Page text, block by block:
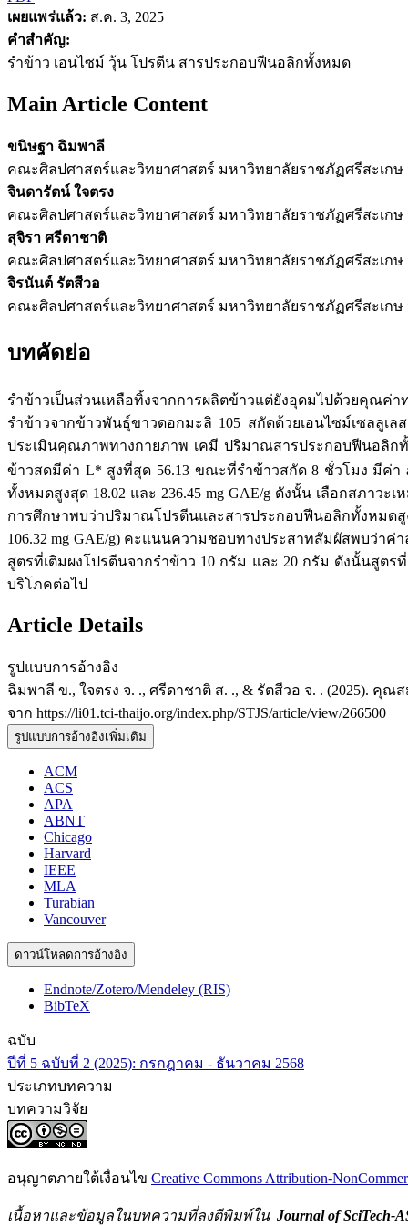
เผยแพร่แล้ว: ส.ค. 3, 2025
คำสำคัญ:
รำข้าว เอนไซม์ วุ้น โปรตีน สารประกอบฟีนอลิกทั้งหมด
Main Article Content
ขนิษฐา ฉิมพาลี
คณะศิลปศาสตร์และวิทยาศาสตร์ มหาวิทยาลัยราชภัฏศรีสะเกษ
จินดารัตน์ ใจตรง
คณะศิลปศาสตร์และวิทยาศาสตร์ มหาวิทยาลัยราชภัฏศรีสะเกษ
สุจิรา ศรีดาชาติ
คณะศิลปศาสตร์และวิทยาศาสตร์ มหาวิทยาลัยราชภัฏศรีสะเกษ
จิรนันต์ รัตสีวอ
คณะศิลปศาสตร์และวิทยาศาสตร์ มหาวิทยาลัยราชภัฏศรีสะเกษ
บทคัดย่อ
รำข้าวเป็นส่วนเหลือทิ้งจากการผลิตข้าวแต่ยังอุดมไปด้วยคุณ
รำข้าวจากข้าวพันธุ์ขาวดอกมะลิ 105 สกัดด้วยเอนไซม์เซลลู
ประเมินคุณภาพทางกายภาพ เคมี ปริมาณสารประกอบฟีนอลิก
ข้าวสดมีค่า L* สูงที่สุด 56.13 ขณะที่รำข้าวสกัด 8 ชั่วโมง มีค่
ทั้งหมดสูงสุด 18.02 และ 236.45 mg GAE/g ดังนั้น เลือกสภาว
การศึกษาพบว่าปริมาณโปรตีนและสารประกอบฟีนอลิกทั้งหมดสู
106.32 mg GAE/g) คะแนนความชอบทางประสาทสัมผัสพบว่
สูตรที่เติมผงโปรตีนจากรำข้าว 10 กรัม และ 20 กรัม ดังนั้นสูต
บริโภคต่อไป
Article Details
รูปแบบการอ้างอิง
ฉิมพาลี ข., ใจตรง จ. ., ศรีดาชาติ ส. ., & รัตสีวอ จ. . (2025).
จาก https://li01.tci-thaijo.org/index.php/STJS/article/view/266500
รูปแบบการอ้างอิงเพิ่มเติม
ACM
ACS
APA
ABNT
Chicago
Harvard
IEEE
MLA
Turabian
Vancouver
ดาวน์โหลดการอ้างอิง
Endnote/Zotero/Mendeley (RIS)
BibTeX
ฉบับ
ปีที่ 5 ฉบับที่ 2 (2025): กรกฎาคม - ธันวาคม 2568
ประเภทบทความ
บทความวิจัย
อนุญาตภายใต้เงื่อนไข Creative Commons Attribution-
เนื้อหาและข้อมูลในบทความที่ลงตีพิมพ์ใน Journal of SciTech-